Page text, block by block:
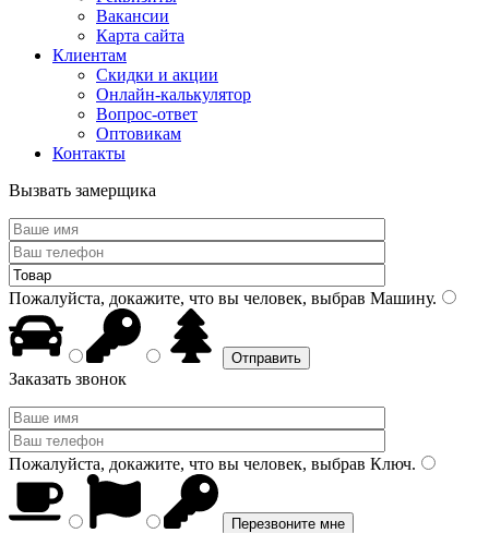
Вакансии
Карта сайта
Клиентам
Скидки и акции
Онлайн-калькулятор
Вопрос-ответ
Оптовикам
Контакты
Вызвать замерщика
Пожалуйста, докажите, что вы человек, выбрав Машину.
Заказать звонок
Пожалуйста, докажите, что вы человек, выбрав Ключ.